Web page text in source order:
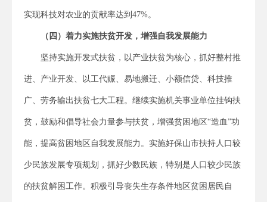
实现科技对农业的贡献率达到47%。
（四）着力实施扶贫开发，增强自我发展能力
坚持实施开发式扶贫，以产业扶贫为核心，抓好整村推
进、产业开发、以工代赈、易地搬迁、小额信贷、科技推
广、劳务输出扶贫七大工程。继续实施机关事业单位挂钩扶
贫，鼓励和倡导社会力量参与扶贫，增强贫困地区“造血”功
能，提高贫困地区自我发展能力。实施好保山市扶持人口较
少民族发展专项规划，抓好少数民族，特别是人口较少民族
的扶贫解困工作。积极引导丧失生存条件地区贫困居民自